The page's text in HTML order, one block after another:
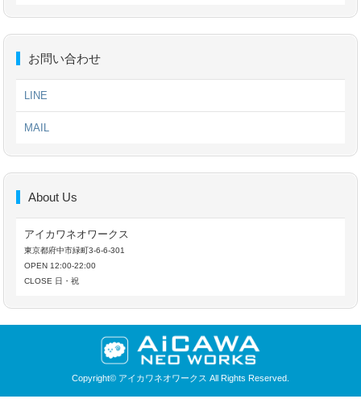
お問い合わせ
LINE
MAIL
About Us
アイカワネオワークス
東京都府中市緑町3-6-6-301
OPEN 12:00-22:00
CLOSE 日・祝
Copyright© アイカワネオワークス All Rights Reserved.